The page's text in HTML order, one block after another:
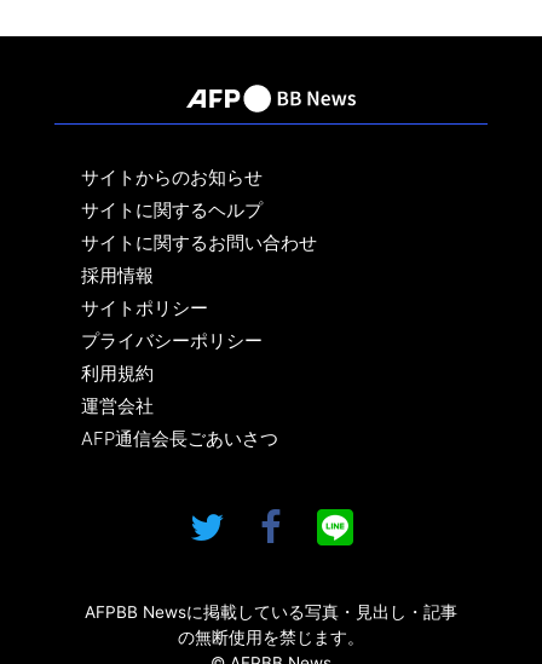
サイトからのお知らせ
サイトに関するヘルプ
サイトに関するお問い合わせ
採用情報
サイトポリシー
プライバシーポリシー
利用規約
運営会社
AFP通信会長ごあいさつ
AFPBB Newsに掲載している写真・見出し・記事
の無断使用を禁じます。